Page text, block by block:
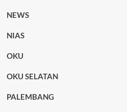
NEWS
NIAS
OKU
OKU SELATAN
PALEMBANG